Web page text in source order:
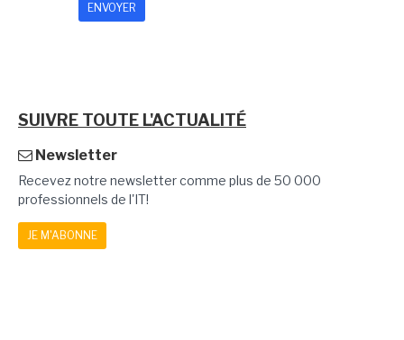
SUIVRE TOUTE L'ACTUALITÉ
Newsletter
Recevez notre newsletter comme plus de 50 000
professionnels de l'IT!
JE M'ABONNE